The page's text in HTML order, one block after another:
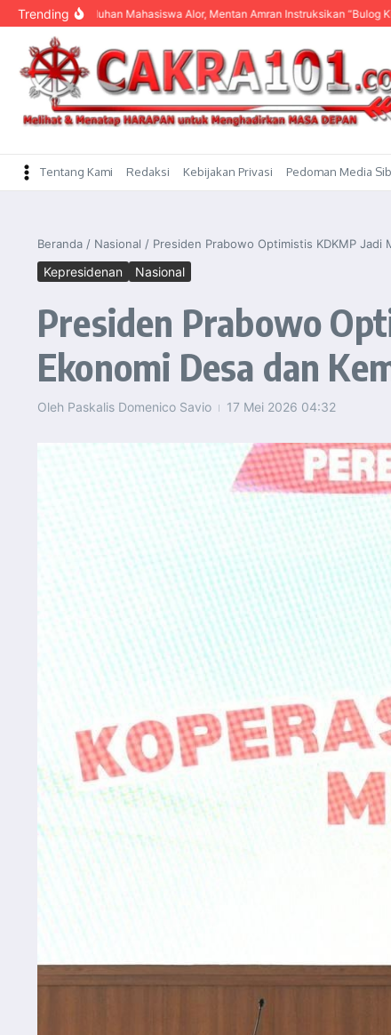
content
Trending
Keluhan Mahasiswa Alor, Mentan Amran Instruksikan “Bulog Kirim Beras”
Tentang Kami Redaksi Kebijakan Privasi Pedoman Media
Beranda / Nasional / Presiden Prabowo Optimistis KDKMP Jadi
Kepresidenan Nasional
Presiden Prabowo
Ekonomi Desa dan
Oleh Paskalis Domenico Savio 17 Mei 2026 04:32